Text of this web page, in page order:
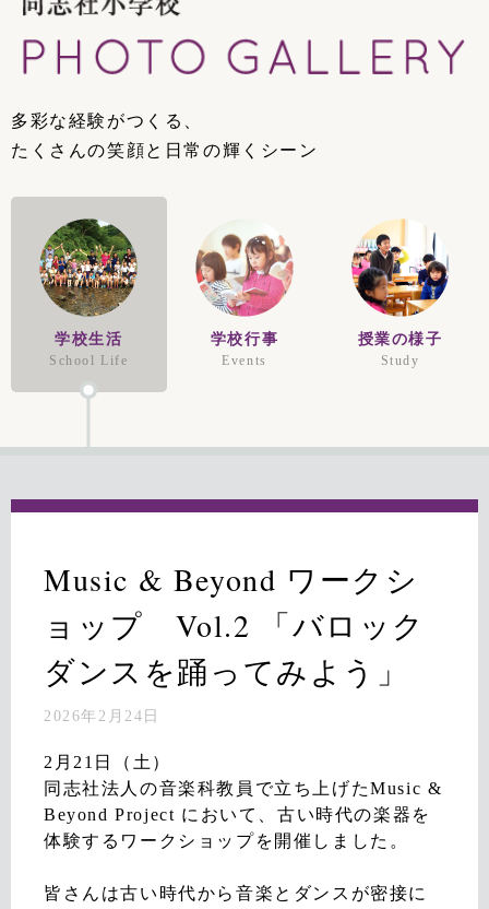
多彩な経験がつくる、
たくさんの笑顔と日常の輝くシーン
学校生活
School Life
学校行事
Events
授業の様子
Study
Music & Beyond ワークシ
ョップ Vol.2 「バロック
ダンスを踊ってみよう」
2026年2月24日
2月21日（土）
同志社法人の音楽科教員で立ち上げたMusic &
Beyond Project において、古い時代の楽器を
体験するワークショップを開催しました。
皆さんは古い時代から音楽とダンスが密接に